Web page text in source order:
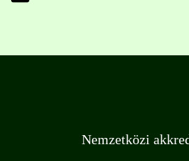
Nemzetközi